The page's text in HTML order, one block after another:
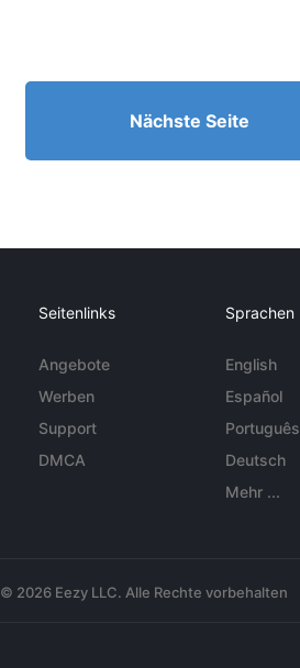
Nächste Seite
Seitenlinks
Angebote
Werben
Support
DMCA
Sprachen
English
Español
Português
Deutsch
Mehr ...
© 2026 Eezy LLC. Alle Rechte vorbehalten